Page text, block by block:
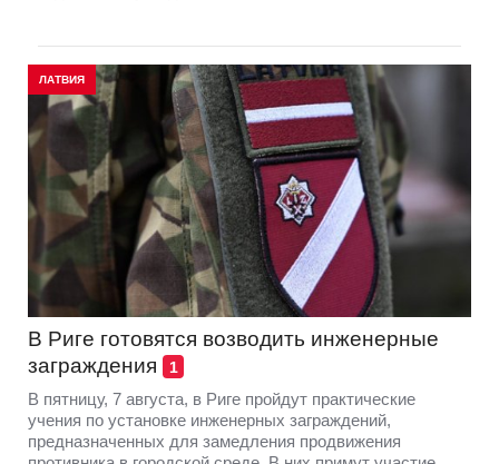
ЛАТВИЯ
В Риге готовятся возводить инженерные
заграждения
1
В пятницу, 7 августа, в Риге пройдут практические
учения по установке инженерных заграждений,
предназначенных для замедления продвижения